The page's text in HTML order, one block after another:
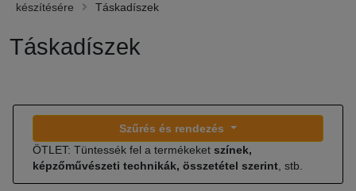
készítésére
Táskadíszek
Táskadíszek
Szűrés és rendezés
ÖTLET: Tüntessék fel a termékeket színek,
képzőművészeti technikák, összetétel szerint , stb.